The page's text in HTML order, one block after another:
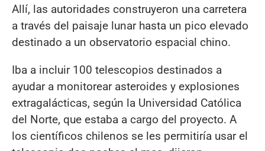
Allí, las autoridades construyeron una carretera
a través del paisaje lunar hasta un pico elevado
destinado a un observatorio espacial chino.
Iba a incluir 100 telescopios destinados a
ayudar a monitorear asteroides y explosiones
extragalácticas, según la Universidad Católica
del Norte, que estaba a cargo del proyecto. A
los científicos chilenos se les permitiría usar el